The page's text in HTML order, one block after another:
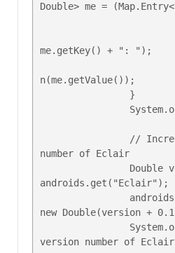
Double> me =
me.getKey() + ": ");
n(me.getValue());
number of Eclair
androids.get("Eclair");
new Double(version +
version number of